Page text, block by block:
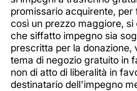
promissario acquirente, per
così un prezzo maggiore,
che siffatto impegno sia
prescritta per la donazione,
tema di negozio gratuito in
non di atto di liberalità in
destinatario dell'impegno